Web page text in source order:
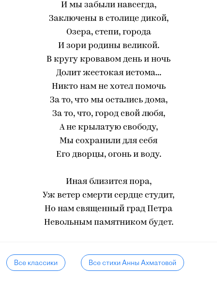
И мы забыли навсегда,
Заключены в столице дикой,
Озера, степи, города
И зори родины великой.
В кругу кровавом день и ночь
Долит жестокая истома...
Никто нам не хотел помочь
За то, что мы остались дома,
За то, что, город свой любя,
А не крылатую свободу,
Мы сохранили для себя
Его дворцы, огонь и воду.
Иная близится пора,
Уж ветер смерти сердце студит,
Но нам священный град Петра
Невольным памятником будет.
Все классики Все стихи Анны Ахматовой